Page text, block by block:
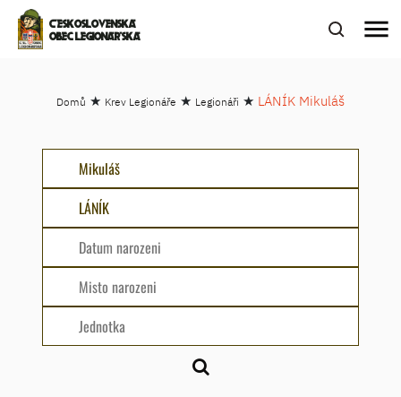
ČESKOSLOVENSKÁ
OBEC LEGIONÁŘSKÁ
menu
Domů ★ Krev Legionáře ★ Legionáři ★ LÁNÍK Mikuláš